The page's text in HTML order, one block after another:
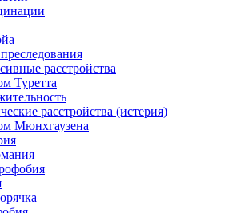
расстройства
Туретта
расстройства (истерия)
Мюнхгаузена